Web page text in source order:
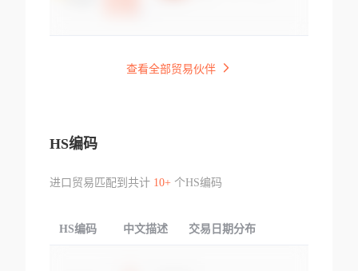
查看全部贸易伙伴
HS编码
进口贸易匹配到共计 10+个HS编码
HS编码 中文描述 交易日期分布